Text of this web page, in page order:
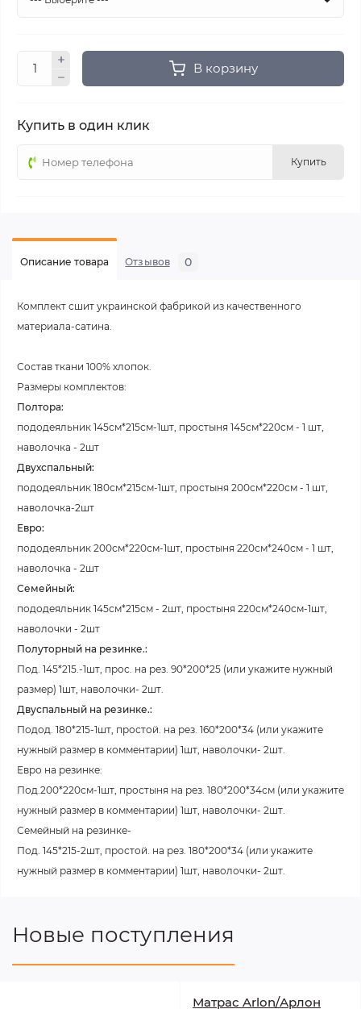
В корзину
Купить в один клик
Купить
Описание товара Отзывов 0
Комплект сшит украинской фабрикой из качественного
материала-сатина.
Состав ткани 100% хлопок.
Размеры комплектов:
Полтора:
пододеяльник 145см*215см-1шт, простыня 145см*220см - 1 шт,
наволочка - 2шт
Двухспальный:
пододеяльник 180см*215см-1шт, простыня 200см*220см - 1 шт,
наволочка-2шт
Евро:
пододеяльник 200см*220см-1шт, простыня 220см*240см - 1 шт,
наволочка - 2шт
Семейный:
пододеяльник 145см*215см - 2шт, простыня 220см*240см-1шт,
наволочки - 2шт
Полуторный на резинке.:
Под. 145*215.-1шт, прос. на рез. 90*200*25 (или укажите нужный
размер) 1шт, наволочки- 2шт.
Двуспальный на резинке.:
Подод. 180*215-1шт, простой. на рез. 160*200*34 (или укажите
нужный размер в комментарии) 1шт, наволочки- 2шт.
Евро на резинке:
Под.200*220см-1шт, простыня на рез. 180*200*34см (или укажите
нужный размер в комментарии) 1шт, наволочки- 2шт.
Семейный на резинке-
Под. 145*215-2шт, простой. на рез. 180*200*34 (или укажите
нужный размер в комментарии) 1шт, наволочки- 2шт.
Новые поступления
Матрас Arlon/Арлон